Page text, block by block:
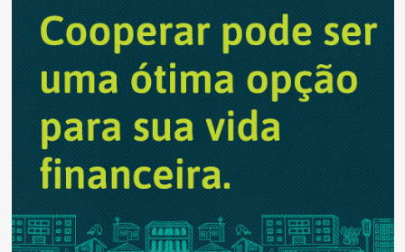
feita
para
sociais